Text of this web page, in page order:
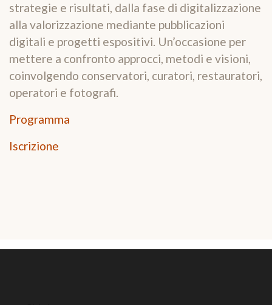
strategie e risultati, dalla fase di digitalizzazione
alla valorizzazione mediante pubblicazioni
digitali e progetti espositivi. Un’occasione per
mettere a confronto approcci, metodi e visioni,
coinvolgendo conservatori, curatori, restauratori,
operatori e fotografi.
Programma
Iscrizione